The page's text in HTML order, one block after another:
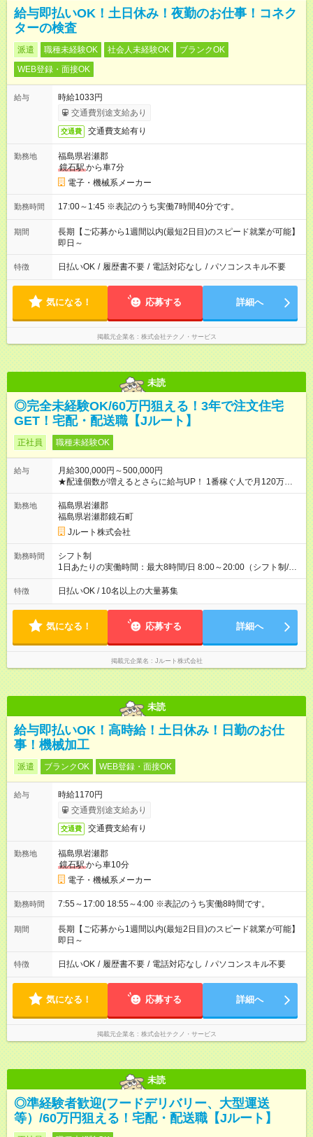
給与即払いOK！土日休み！夜勤のお仕事！コネク
ターの検査
派遣 職種未経験OK 社会人未経験OK
ブランクOK
WEB登録・面接OK
給与
時給1033円
交通費別途支給あり
交通費 交通費支給有り
勤務地
福島県岩瀬郡
鏡石駅から車7分
電子・機械系メーカー
勤務時間 17:00～1:45 ※表記のうち実働7時間40分です。
期間
長期【ご応募から1週間以内(最短2日目)のスピード就業が可能】
即日～
特徴 日払いOK / 履歴書不要 / 電話対応なし / パソコンスキル不要
気になる！ 応募する 詳細へ
掲載元企業名 株式会社テクノ・サービス
未読
◎完全未経験OK/60万円狙える！3年で注文住宅
GET！宅配・配送職【Jルート】
正社員 職種未経験OK
給与
月給300,000円～500,000円
★配達個数が増えるとさらに給与UP！ 1番稼ぐ人で月120万ほ
ど！ ・主要都市エリア 月収55万円／週5日稼働 月収65万~112
万円／週6日稼働 ・地方郊外エリア 月収40万円／週5日稼働 月
収40万円~50万円／週6日稼働 ＜モデルイメージ＞ ■月収50万
円 (27歳男性/江東区在住)※元建築関係 1日150個配達×25日勤務
(日休み) ■月収80万円(43歳男性/墨田区在住)※元営業 1日200個
勤務地
福島県岩瀬郡
福島県岩瀬郡鏡石町
Jルート株式会社
勤務時間
シフト制
1日あたりの実働時間：最大8時間/日 8:00～20:00（シフト制/実
働8時間） ※週5日勤務（場所次第では週4も有り） ※配達状況に
よって時間外での勤務可能性有り ※案件により多少の前後あり
特徴 日払いOK / 10名以上の大量募集
気になる！ 応募する 詳細へ
掲載元企業名 Jルート株式会社
未読
給与即払いOK！高時給！土日休み！日勤のお仕
事！機械加工
派遣 ブランクOK WEB登録・面接OK
給与
時給1170円
交通費別途支給あり
交通費 交通費支給有り
勤務地
福島県岩瀬郡
鏡石駅から車10分
電子・機械系メーカー
勤務時間 7:55～17:00 18:55～4:00 ※表記のうち実働8時間です。
期間
長期【ご応募から1週間以内(最短2日目)のスピード就業が可能】
即日～
特徴 日払いOK / 履歴書不要 / 電話対応なし / パソコンスキル不要
気になる！ 応募する 詳細へ
掲載元企業名 株式会社テクノ・サービス
未読
◎準経験者歓迎(フードデリバリー、大型運送
等）/60万円狙える！宅配・配送職【Jルート】